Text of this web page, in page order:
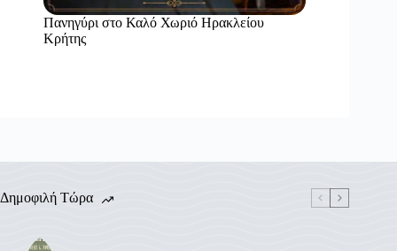
Πανηγύρι στο Καλό Χωριό Ηρακλείου
Κρήτης
Δημοφιλή Τώρα